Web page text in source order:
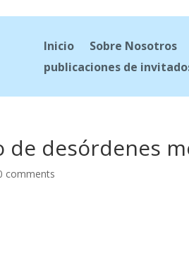
Inicio Sobre Nosotros
publicaciones de
de desórdenes
comments